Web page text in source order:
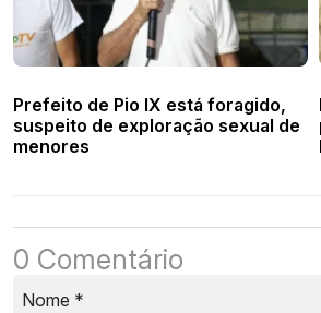
Prefeito de Pio IX está foragido,
suspeito de exploração sexual de
menores
0 Comentário
Nome *